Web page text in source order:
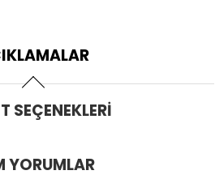
SEÇENEKLERI
YORUMLAR